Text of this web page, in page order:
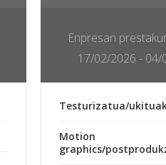
Enpresan
17/02/2026 - 04/
Testurizatua/
Motion
graphics/